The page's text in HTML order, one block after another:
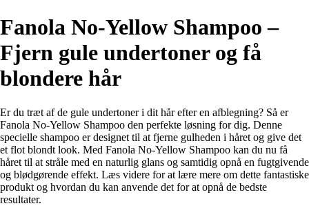
Fanola No-Yellow Shampoo –
Fjern gule undertoner og få
blondere hår
Er du træt af de gule undertoner i dit hår efter en afblegning? Så er
Fanola No-Yellow Shampoo den perfekte løsning for dig. Denne
specielle shampoo er designet til at fjerne gulheden i håret og give det
et flot blondt look. Med Fanola No-Yellow Shampoo kan du nu få
håret til at stråle med en naturlig glans og samtidig opnå en fugtgivende
og blødgørende effekt. Læs videre for at lære mere om dette fantastiske
produkt og hvordan du kan anvende det for at opnå de bedste
resultater.